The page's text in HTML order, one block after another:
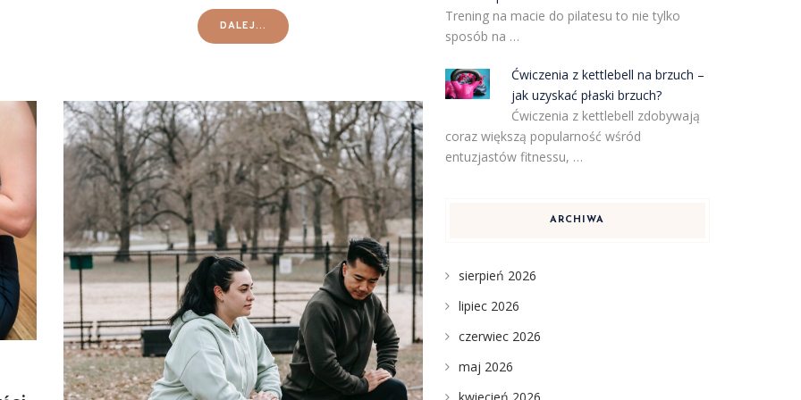
DALEJ...
Trening na macie do pilatesu to nie tylko
sposób na …
Ćwiczenia z kettlebell na brzuch –
jak uzyskać płaski brzuch?
Ćwiczenia z kettlebell zdobywają
coraz większą popularność wśród
entuzjastów fitnessu, …
ARCHIWA
sierpień 2026
lipiec 2026
czerwiec 2026
maj 2026